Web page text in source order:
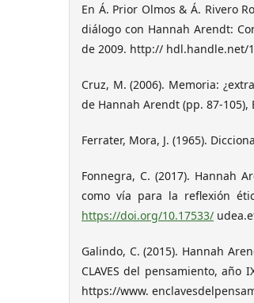
En Á. Prior Olmos & Á. Rivero
diálogo con Hannah Arendt:
de 2009. http:// hdl.handle.net/
Cruz, M. (2006). Memoria:
de Hannah Arendt (pp. 87-105),
Ferrater, Mora, J. (1965).
Fonnegra, C. (2017). Hannah
como vía para la reflexión
https://doi.org/10.17533/
Galindo, C. (2015). Hannah
CLAVES del pensamiento,
https://www.